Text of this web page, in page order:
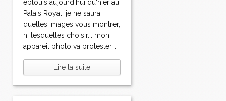
éblouis aujourd'hui qu'hier au
Palais Royal, je ne saurai
quelles images vous montrer,
ni lesquelles choisir... mon
appareil photo va protester...
Lire la suite